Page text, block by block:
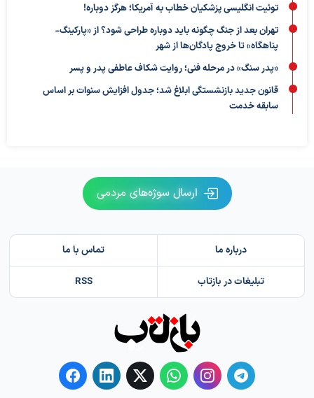
توئیت انگلیسی پزشکیان خطاب به آمریکا؛ هرگز دوباره!
تهران بعد از جنگ چگونه باید دوباره طراحی شود؟ از «پارکینگ-
پناهگاه» تا خروج پادگان‌ها از شهر
«پدر سنگ» در مرحله فنی؛ روایت شکاف عاطفی پدر و پسر
قانون جدید بازنشستگی ابلاغ شد؛ جدول افزایش سنوات بر اساس
سابقه خدمت
ارسال سوژه‌های مردمی
درباره ما تماس با ما
تبلیغات در بازتاب RSS